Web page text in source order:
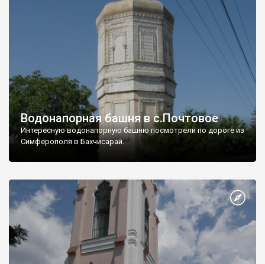
Водонапорная башня в с.Почтовое
Интересную водонапорную башню посмотрели по дороге из
Симферополя в Бахчисарай.